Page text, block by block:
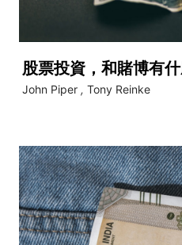
股票投資，和賭博有
John Piper , Tony Reinke